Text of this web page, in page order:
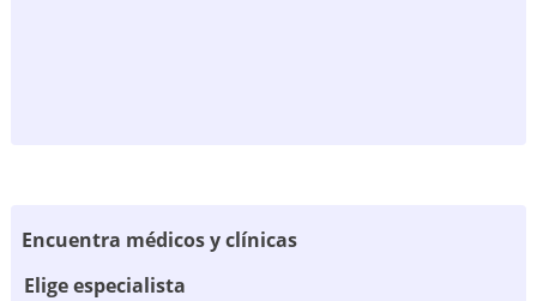
Encuentra médicos y clínicas
Elige especialista